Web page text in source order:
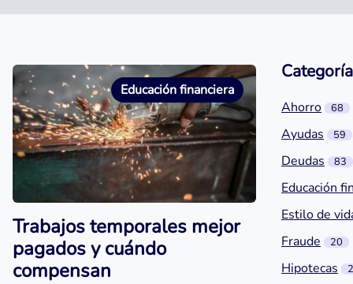
Educación financiera
Trabajos temporales mejor
pagados y cuándo
compensan
Ahorro 68
Ayudas 59
Deudas 83
Educación
Estilo de
Fraude
20
Hipotecas